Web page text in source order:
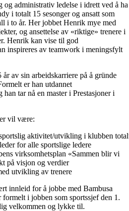
og administrativ ledelse i idrett ved å ha
i totalt 15 sesonger og ansatt som
i to år. Her jobbet Henrik mye med
og ansettelse av «riktige» trenere i
Henrik kan vise til god
inspireres av teamwork i meningsfylt
av sin arbeidskarriere på å gründe
er han utdannet
tar nå en master i Prestasjoner i
vil være:
aktivitet/utvikling i klubben
for alle sportslige ledere
virksomhetsplan «Sammen blir vi
på visjon og verdier
utvikling av trenere
innleid for å jobbe med Bambusa
formelt i jobben som sportssjef den 1.
velkommen og lykke til.